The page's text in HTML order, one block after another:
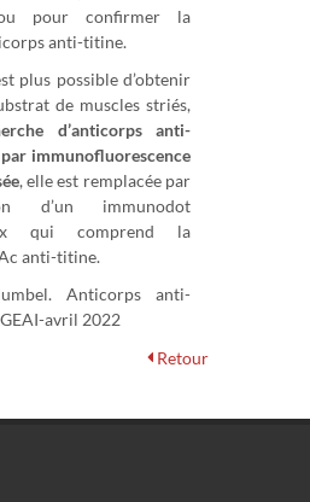
pour confirmer la
anti-titine.
plus possible d’obtenir
de muscles striés,
d’anticorps anti-
immunofluorescence
, elle est remplacée par
d’un immunodot
qui comprend la
anti-titine.
Anticorps anti-
avril 2022
Retour